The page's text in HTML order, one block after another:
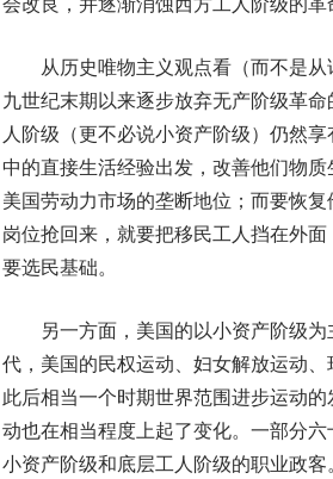
从历史唯物主义观点看（而不是
九世纪末期以来逐步放弃无产阶级革
人阶级（更不必说小资产阶级）仍然
中的直接生活经验出发，改善他们物
美国劳动力市场的垄断地位；而要恢
岗位抢回来，就要把移民工人挡在外
要选民基础。
另一方面，美国的以小资产阶级
代，美国的民权运动、妇女解放运动
此后相当一个时期世界范围进步运动
动也在相当程度上起了变化。一部分
小资产阶级和底层工人阶级的职业政